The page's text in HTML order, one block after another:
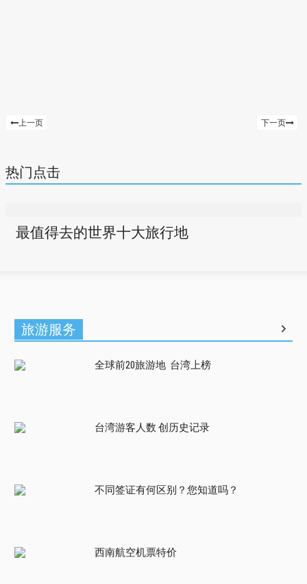
上一页 下一页
热门点击
最值得去的世界十大旅行地
旅游服务
全球前20旅游地 台湾上榜
台湾游客人数 创历史记录
不同签证有何区别？您知道吗？
西南航空机票特价